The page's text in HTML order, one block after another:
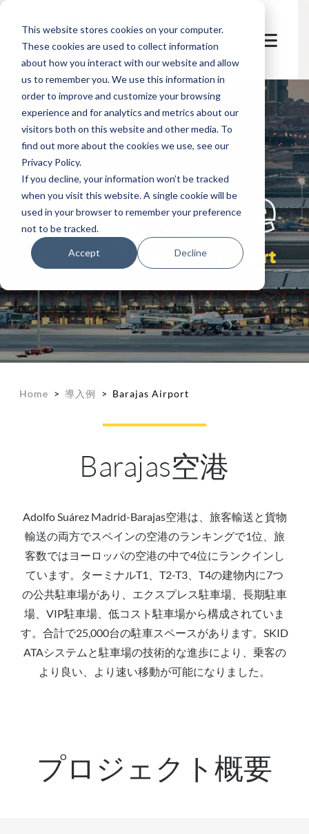
This website stores cookies on your computer.
These cookies are used to collect information
about how you interact with our website and allow
us to remember you. We use this information in
order to improve and customize your browsing
experience and for analytics and metrics about our
visitors both on this website and other media. To
find out more about the cookies we use, see our
Privacy Policy.
If you decline, your information won’t be tracked
when you visit this website. A single cookie will be
used in your browser to remember your preference
not to be tracked.
Accept Decline
let's
welcome
Barajas Airport
Home > 導入例 > Barajas Airport
Barajas空港
Adolfo Suárez Madrid-Barajas空港は、旅客輸送と貨物
輸送の両方でスペインの空港のランキングで1位、旅
客数ではヨーロッパの空港の中で4位にランクインし
ています。ターミナルT1、T2-T3、T4の建物内に7つ
の公共駐車場があり、エクスプレス駐車場、長期駐車
場、VIP駐車場、低コスト駐車場から構成されていま
す。合計で25,000台の駐車スペースがあります。SKID
ATAシステムと駐車場の技術的な進歩により、乗客の
より良い、より速い移動が可能になりました。
プロジェクト概要